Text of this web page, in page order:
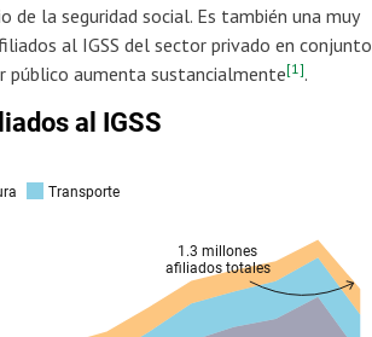
la seguridad social. Es también una muy
al IGSS del sector privado en conjunto
público aumenta sustancialmente[1].